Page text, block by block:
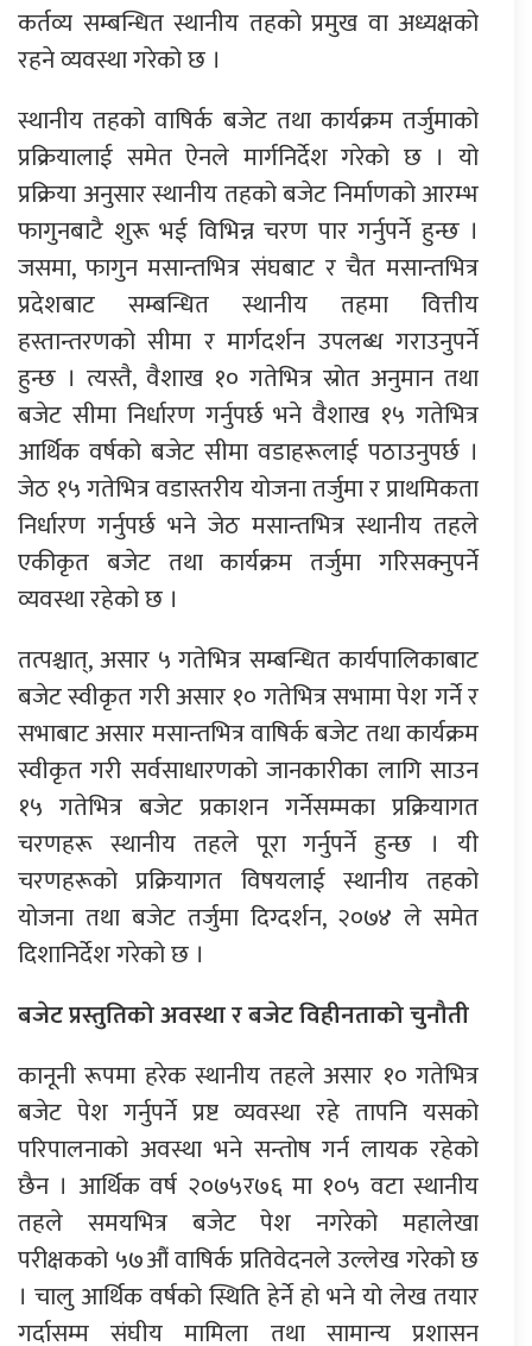
कर्तव्य सम्बन्धित स्थानीय तहको प्रमुख वा अध्यक्षको
रहने व्यवस्था गरेको छ ।
स्थानीय तहको वाषिर्क बजेट तथा कार्यक्रम तर्जुमाको
प्रक्रियालाई समेत ऐनले मार्गनिर्देश गरेको छ । यो
प्रक्रिया अनुसार स्थानीय तहको बजेट निर्माणको आरम्भ
फागुनबाटै शुरू भई विभिन्न चरण पार गर्नुपर्ने हुन्छ ।
जसमा, फागुन मसान्तभित्र संघबाट र चैत मसान्तभित्र
प्रदेशबाट सम्बन्धित स्थानीय तहमा वित्तीय
हस्तान्तरणको सीमा र मार्गदर्शन उपलब्ध गराउनुपर्ने
हुन्छ । त्यस्तै, वैशाख १० गतेभित्र स्रोत अनुमान तथा
बजेट सीमा निर्धारण गर्नुपर्छ भने वैशाख १५ गतेभित्र
आर्थिक वर्षको बजेट सीमा वडाहरूलाई पठाउनुपर्छ ।
जेठ १५ गतेभित्र वडास्तरीय योजना तर्जुमा र प्राथमिकता
निर्धारण गर्नुपर्छ भने जेठ मसान्तभित्र स्थानीय तहले
एकीकृत बजेट तथा कार्यक्रम तर्जुमा गरिसक्नुपर्ने
व्यवस्था रहेको छ ।
तत्पश्चात्, असार ५ गतेभित्र सम्बन्धित कार्यपालिकाबाट
बजेट स्वीकृत गरी असार १० गतेभित्र सभामा पेश गर्ने र
सभाबाट असार मसान्तभित्र वाषिर्क बजेट तथा कार्यक्रम
स्वीकृत गरी सर्वसाधारणको जानकारीका लागि साउन
१५ गतेभित्र बजेट प्रकाशन गर्नेसम्मका प्रक्रियागत
चरणहरू स्थानीय तहले पूरा गर्नुपर्ने हुन्छ । यी
चरणहरूको प्रक्रियागत विषयलाई स्थानीय तहको
योजना तथा बजेट तर्जुमा दिग्दर्शन, २०७४ ले समेत
दिशानिर्देश गरेको छ ।
बजेट प्रस्तुतिको अवस्था र बजेट विहीनताको चुनौती
कानूनी रूपमा हरेक स्थानीय तहले असार १० गतेभित्र
बजेट पेश गर्नुपर्ने प्रष्ट व्यवस्था रहे तापनि यसको
परिपालनाको अवस्था भने सन्तोष गर्न लायक रहेको
छैन । आर्थिक वर्ष २०७५र७६ मा १०५ वटा स्थानीय
तहले समयभित्र बजेट पेश नगरेको महालेखा
परीक्षकको ५७औं वाषिर्क प्रतिवेदनले उल्लेख गरेको छ
। चालु आर्थिक वर्षको स्थिति हेर्ने हो भने यो लेख तयार
गर्दासम्म संघीय मामिला तथा सामान्य प्रशासन